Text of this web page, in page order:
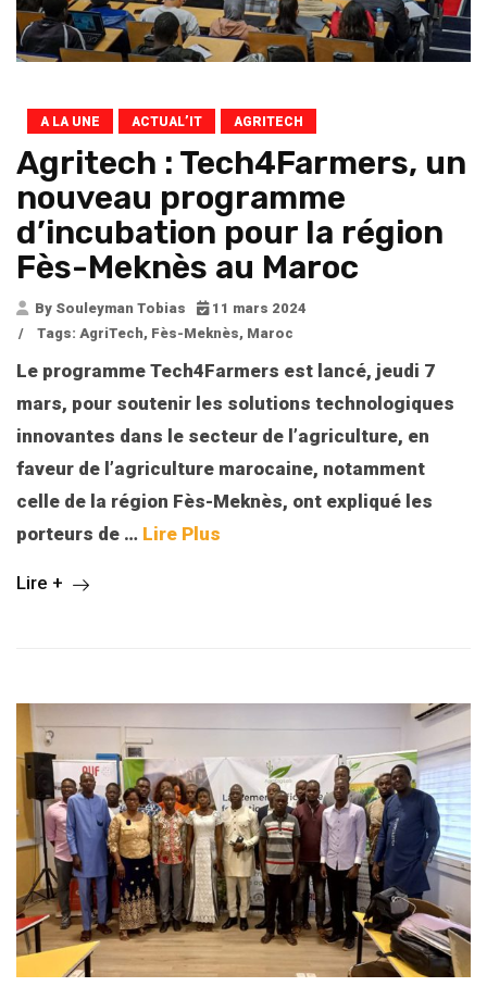
A LA UNE ACTUAL’IT AGRITECH
Agritech : Tech4Farmers, un
nouveau programme
d’incubation pour la région
Fès-Meknès au Maroc
By Souleyman Tobias
11 mars 2024
/
Tags: AgriTech, Fès-Meknès, Maroc
Le programme Tech4Farmers est lancé, jeudi 7
mars, pour soutenir les solutions technologiques
innovantes dans le secteur de l’agriculture, en
faveur de l’agriculture marocaine, notamment
celle de la région Fès-Meknès, ont expliqué les
porteurs de … Lire Plus
Lire +